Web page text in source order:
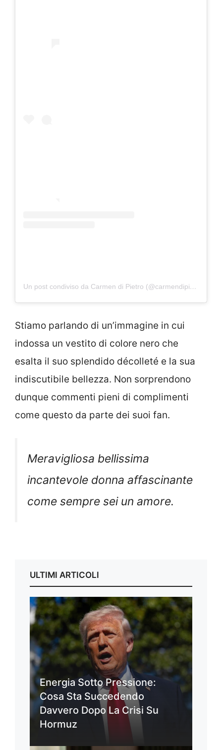
Un post condiviso da Carmen di Pietro (@carmendipietroofficial)
Stiamo parlando di un’immagine in cui
indossa un vestito di colore nero che
esalta il suo splendido décolleté e la sua
indiscutibile bellezza. Non sorprendono
dunque commenti pieni di complimenti
come questo da parte dei suoi fan.
Meravigliosa bellissima
incantevole donna affascinante
come sempre sei un amore.
ULTIMI ARTICOLI
Energia Sotto Pressione:
Cosa Sta Succedendo
Davvero Dopo La Crisi Su
Hormuz